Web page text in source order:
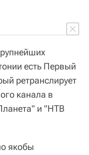
есть Первый
ретранслирует
канала в
и "НТВ
якобы